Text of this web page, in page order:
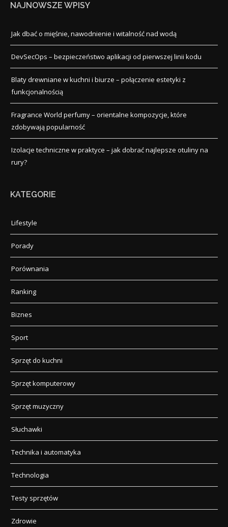
NAJNOWSZE WPISY
Jak dbać o mięśnie, nawodnienie i witalność nad wodą
DevSecOps – bezpieczeństwo aplikacji od pierwszej linii kodu
Blaty drewniane w kuchni i biurze – połączenie estetyki z
funkcjonalnością
Fragrance World perfumy – orientalne kompozycje, które
zdobywają popularność
Izolacje techniczne w praktyce – jak dobrać najlepsze otuliny na
rury?
KATEGORIE
Lifestyle
Porady
Porównania
Ranking
Biznes
Sport
Sprzęt do kuchni
Sprzęt komputerowy
Sprzęt muzyczny
Słuchawki
Technika i automatyka
Technologia
Testy sprzętów
Zdrowie